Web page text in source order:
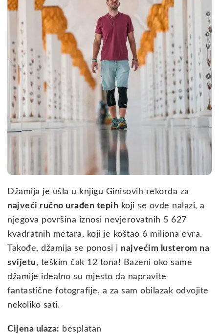
Džamija je ušla u knjigu Ginisovih rekorda za
najveći ručno urađen tepih koji se ovde nalazi, a
njegova površina iznosi nevjerovatnih 5 627
kvadratnih metara, koji je koštao 6 miliona evra.
Takođe, džamija se ponosi i najvećim lusterom na
svijetu, teškim čak 12 tona! Bazeni oko same
džamije idealno su mjesto da napravite
fantastične fotografije, a za sam obilazak odvojite
nekoliko sati.
Cijena ulaza: besplatan